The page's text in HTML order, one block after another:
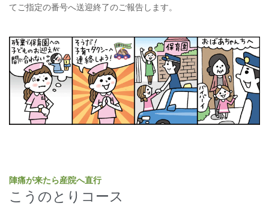
てご指定の番号へ送迎終了のご報告します。
陣痛が来たら産院へ直行
こうのとりコース